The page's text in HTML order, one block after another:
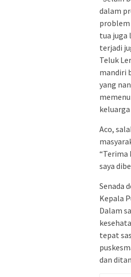
dalam
problem
tua juga
terjadi
Teluk
mandiri
yang
Aco,
“Terima
saya
Senada
Kepala
Dalam
tepat
dan